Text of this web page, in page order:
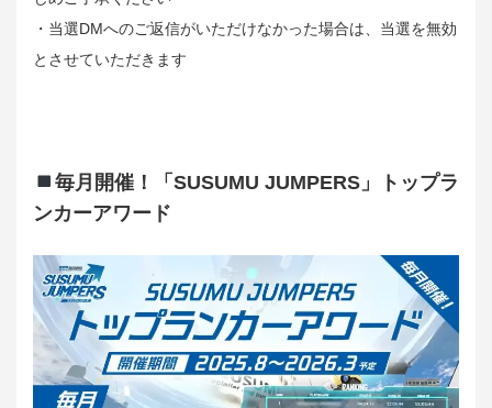
・当選DMへのご返信がいただけなかった場合は、当選を無効
とさせていただきます
毎月開催！「SUSUMU JUMPERS」トップラ
ンカーアワード